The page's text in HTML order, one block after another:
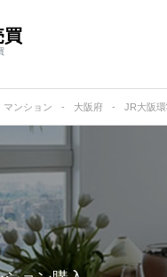
買
マンション 大阪府 JR大阪